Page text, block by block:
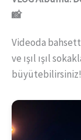
📸
Videoda
ve ışıl ışıl
büyütebilirsiniz!